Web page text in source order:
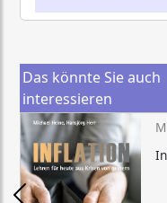
Das könnte Sie auch
interessieren